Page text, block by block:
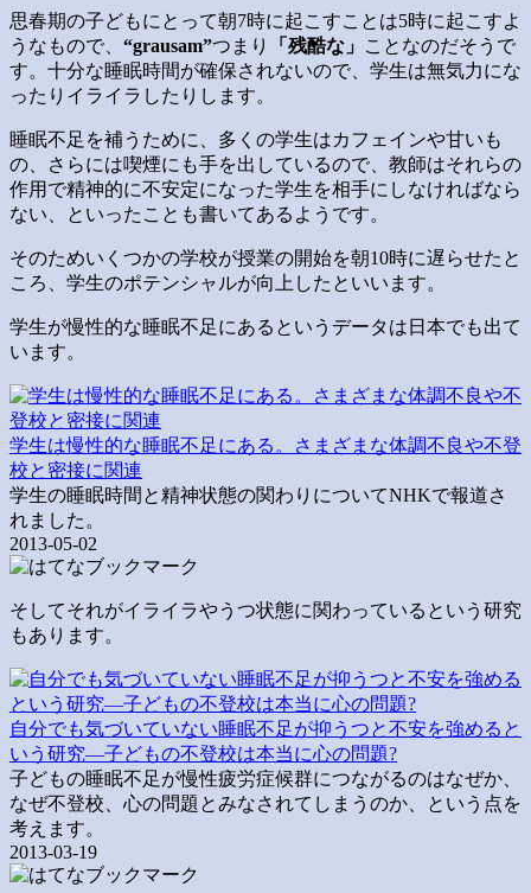
思春期の子どもにとって朝7時に起こすことは5時に起こすよ
うなもので、 “grausam”つまり 「残酷な」 ことなのだそうで
す。十分な睡眠時間が確保されないので、学生は無気力にな
ったりイライラしたりします。
睡眠不足を補うために、多くの学生はカフェインや甘いも
の、さらには喫煙にも手を出しているので、教師はそれらの
作用で精神的に不安定になった学生を相手にしなければなら
ない、といったことも書いてあるようです。
そのためいくつかの学校が授業の開始を朝10時に遅らせたと
ころ、学生のポテンシャルが向上したといいます。
学生が慢性的な睡眠不足にあるというデータは日本でも出て
います。
学生は慢性的な睡眠不足にある。さまざまな体調不良や不登
校と密接に関連
学生の睡眠時間と精神状態の関わりについてNHKで報道さ
れました。
2013-05-02
そしてそれがイライラやうつ状態に関わっているという研究
もあります。
自分でも気づいていない睡眠不足が抑うつと不安を強めると
いう研究―子どもの不登校は本当に心の問題?
子どもの睡眠不足が慢性疲労症候群につながるのはなぜか、
なぜ不登校、心の問題とみなされてしまうのか、という点を
考えます。
2013-03-19